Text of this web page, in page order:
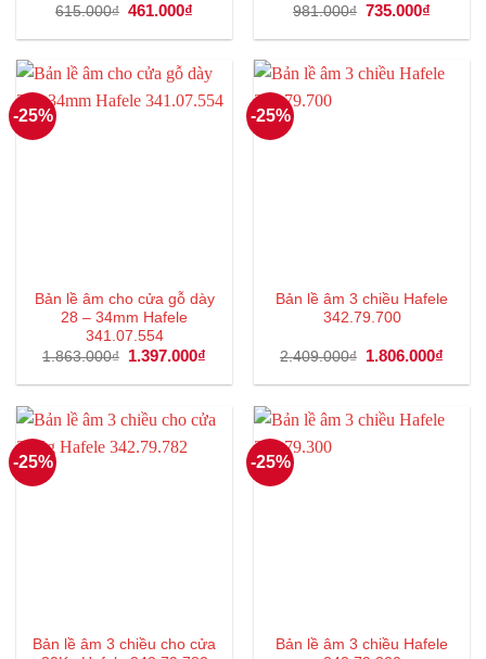
615.000₫ Giá
là:
461.000₫
tại
461.000₫.
981.000₫ Giá
là:
735.000₫
tại
-25%
Bản lề âm cho cửa gỗ dày
28 – 34mm Hafele
341.07.554
1.863.000₫
Giá
là:
1.397.000₫
tại
1.397.000₫.
-25%
Bản lề âm 3 chiều Hafele
342.79.700
2.409.000₫
Giá
là:
1.806.000₫
tại
-25%
Bản lề âm 3 chiều cho cửa
-25%
Bản lề âm 3 chiều Hafele